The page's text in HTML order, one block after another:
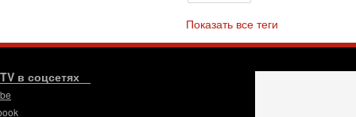
Показать все теги
в соцсетях